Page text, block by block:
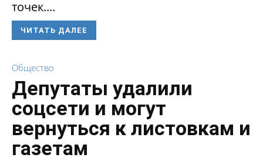
точек....
ЧИТАТЬ ДАЛЕЕ
Общество
Депутаты удалили
соцсети и могут
вернуться к листовкам и
газетам